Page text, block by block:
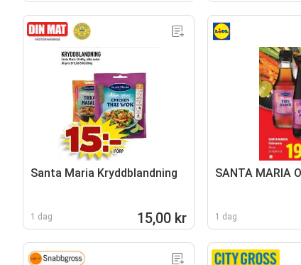
Santa Maria Kryddblandning
1 dag 15,00 kr
SANTA MARIA
1 dag